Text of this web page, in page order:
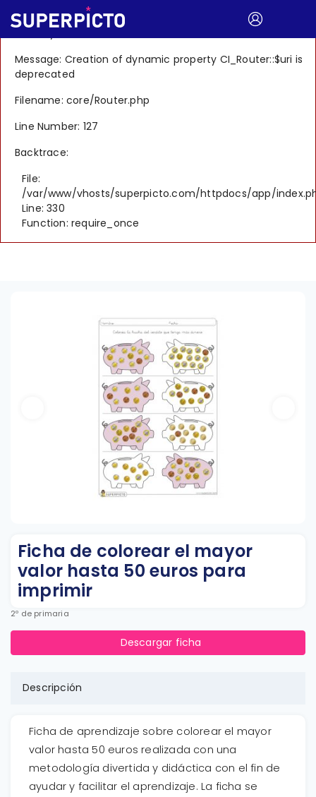
A PHP Error was encountered
Message: Creation of dynamic property CI_Router::$uri is
deprecated
Filename: core/Router.php
Line Number: 127
Backtrace:
File:
/var/www/vhosts/superpicto.com/httpdocs/app/
Line: 330
Function: require_once
Ficha de colorear el mayor
valor hasta 50 euros para
imprimir
2º de primaria
Descargar ficha
Descripción
Ficha de aprendizaje sobre colorear el mayor
valor hasta 50 euros realizada con una
metodología divertida y didáctica con el fin de
ayudar y facilitar el aprendizaje. La ficha se